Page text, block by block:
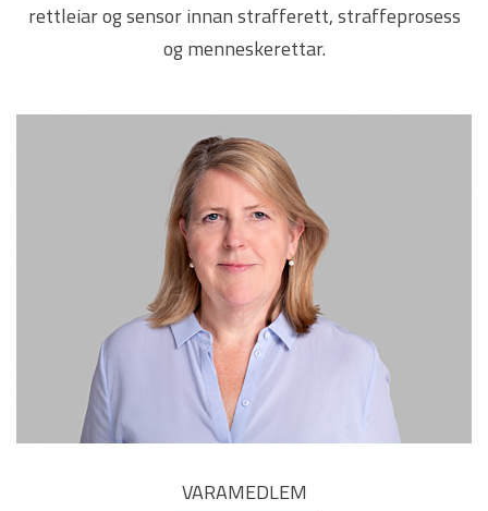
rettleiar og sensor innan strafferett, straffeprosess
og menneskerettar.
VARAMEDLEM